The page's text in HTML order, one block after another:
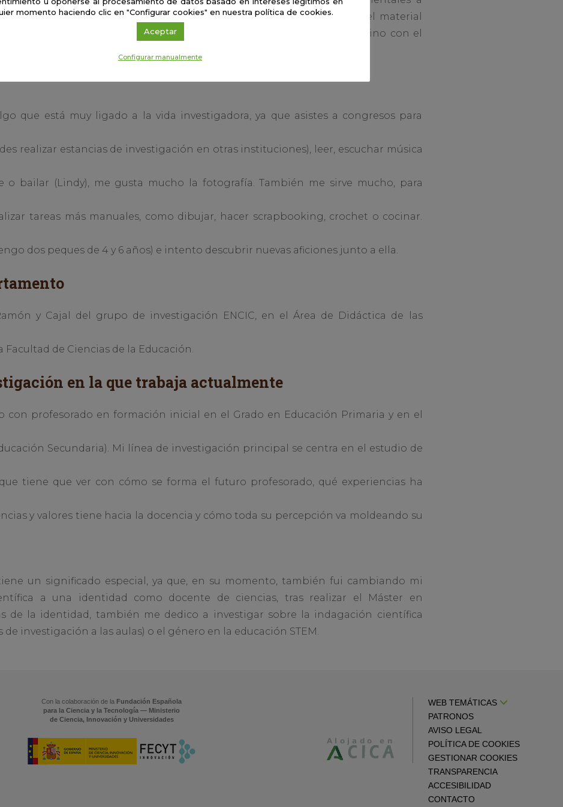
En cuanto a la docencia, planifico las clases y las tutorías, preparo el material
hago un seguimiento del estudiantado que tutorizo, y me coordino con el
con el que imparto docencia.
que está muy ligado a la vida investigadora, ya que asistes a congresos para
realizar estancias de investigación en otras instituciones), leer, escuchar música
bailar (Lindy), me gusta mucho la fotografía. También me sirve mucho, para
tareas más manuales, como dibujar, hacer scrapbooking, crochet o cocinar.
dos peques de 4 y 6 años) e intento descubrir nuevas aficiones junto a ella.
y Cajal del grupo de investigación ENCIC, en el Área de Didáctica de las
Facultad de Ciencias de la Educación.
en la que trabaja actualmente
con profesorado en formación inicial en el Grado en Educación Primaria y en el
Secundaria). Mi línea de investigación principal se centra en el estudio de
tiene que ver con cómo se forma el futuro profesorado, qué experiencias ha
y valores tiene hacia la docencia y cómo toda su percepción va moldeando su
un significado especial, ya que, en su momento, también fui cambiando mi
a una identidad como docente de ciencias, tras realizar el Máster en
de la identidad, también me dedico a investigar sobre la indagación científica
de investigación a las aulas) o el género en la educación STEM.
Con la colaboración de la Fundación Española
para la Ciencia y la Tecnología — Ministerio
de Ciencia, Innovación y Universidades
WEB TEMÁTICAS
PATRONOS
AVISO LEGAL
POLÍTICA DE COOKIES
GESTIONAR COOKIES
TRANSPARENCIA
ACCESIBILIDAD
CONTACTO
momento haciendo clic en "Configurar cookies" en nuestra política de cookies.
Aceptar
Configurar manualmente